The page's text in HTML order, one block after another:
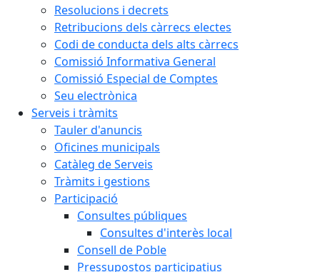
Resolucions i decrets
Retribucions dels càrrecs electes
Codi de conducta dels alts càrrecs
Comissió Informativa General
Comissió Especial de Comptes
Seu electrònica
Serveis i tràmits
Tauler d'anuncis
Oficines municipals
Catàleg de Serveis
Tràmits i gestions
Participació
Consultes públiques
Consultes d'interès local
Consell de Poble
Pressupostos participatius